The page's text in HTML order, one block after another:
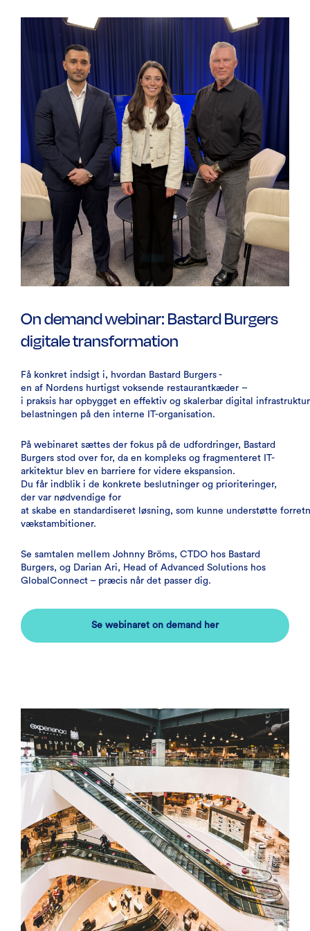
On demand webinar: Bastard Burgers
digitale transformation
Få konkret indsigt i, hvordan Bastard Burgers -
en af Nordens hurtigst voksende restaurantkæder –
i praksis har opbygget en effektiv og skalerbar digital
belastningen på den interne IT-organisation.
På webinaret sættes der fokus på de udfordringer, Bastard
Burgers stod over for, da en kompleks og fragmenteret IT-
arkitektur blev en barriere for videre ekspansion.
Du får indblik i de konkrete beslutninger og prioriteringer,
der var nødvendige for
at skabe en standardiseret løsning, som kunne understøtte
vækstambitioner.
Se samtalen mellem Johnny Bröms, CTDO hos Bastard
Burgers, og Darian Ari, Head of Advanced Solutions hos
GlobalConnect – præcis når det passer dig.
Se webinaret on demand her